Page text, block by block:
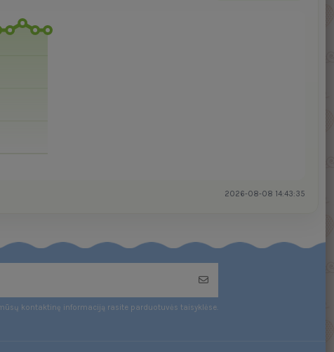
2026-08-08 14:43:35
kontaktinę informaciją rasite parduotuvės taisyklėse.